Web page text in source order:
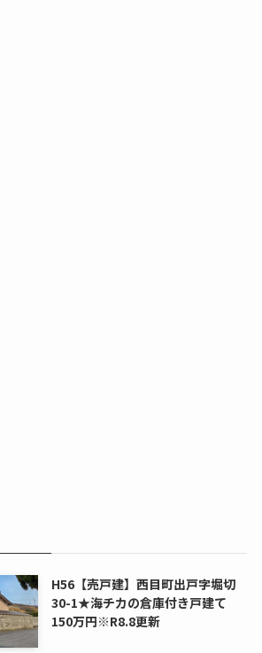
H56【売戸建】西目町出戸字堀切
30-1★海チカの倉庫付き戸建て
150万円※R8.8更新